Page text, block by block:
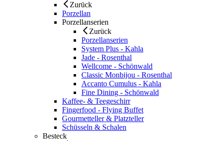
Zurück
Porzellan
Porzellanserien
Zurück
Porzellanserien
System Plus - Kahla
Jade - Rosenthal
Wellcome - Schönwald
Classic Monbijou - Rosenthal
Accanto Cumulus - Kahla
Fine Dining - Schönwald
Kaffee- & Teegeschirr
Fingerfood - Flying Buffet
Gourmetteller & Platzteller
Schüsseln & Schalen
Besteck